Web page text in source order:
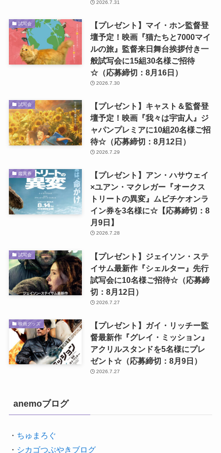
2026.7.31
試写会
【プレゼント】マイ・ホン監督登
壇予定！映画『猫たちと7000マイ
ルの旅』監督来日舞台挨拶付き一
般試写会に15組30名様ご招待
☆（応募締切：8月16日）
2026.7.30
試写会
【プレゼント】キャスト＆監督登
壇予定！映画『我々は宇宙人』ジ
ャパンプレミアに10組20名様ご招
待☆（応募締切：8月12日）
2026.7.29
鑑賞券
【プレゼント】アン・ハサウェイ
×ユアン・マクレガー『オークス
トリートの異変』ムビチケオンラ
イン券を3名様に☆【応募締切：8
月9日】
2026.7.28
試写会
【プレゼント】ジェイソン・ステ
イサム最新作『シェルター』先行
試写会に10名様ご招待☆（応募締
切：8月12日）
2026.7.27
映画グッズ
【プレゼント】ガイ・リッチー監
督最新作『グレイ・ミッション』
アクリルスタンドを5名様にプレ
ゼント☆（応募締切：8月9日）
2026.7.27
anemoブログ
・ ちゅまろぐ
・ シカゴつぶやきブログ